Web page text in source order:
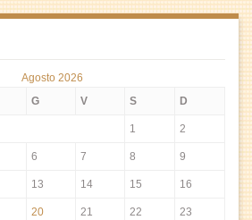
Agosto 2026
G V S D
1 2
6 7 8 9
13 14 15 16
20 21 22 23